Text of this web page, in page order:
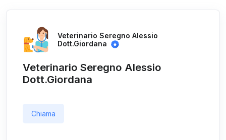
Veterinario Seregno Alessio
Dott.Giordana
Veterinario Seregno Alessio
Dott.Giordana
Chiama